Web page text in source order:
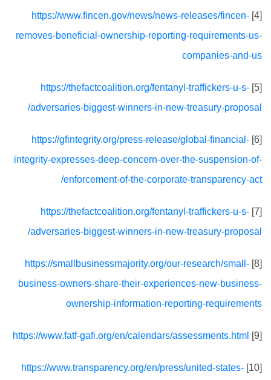
https://www.fincen.gov/news/news-releases/fincen-
removes-beneficial-ownership-reporting-requirements-us-
companies-and-us
https://thefactcoalition.org/fentanyl-traffickers-u-s-
adversaries-biggest-winners-in-new-treasury-proposal/
https://gfintegrity.org/press-release/global-financial-
integrity-expresses-deep-concern-over-the-suspension-of-
enforcement-of-the-corporate-transparency-act/
https://thefactcoalition.org/fentanyl-traffickers-u-s-
adversaries-biggest-winners-in-new-treasury-proposal/
https://smallbusinessmajority.org/our-research/small-
business-owners-share-their-experiences-new-business-
ownership-information-reporting-requirements
https://www.fatf-gafi.org/en/calendars/assessments.html
https://www.transparency.org/en/press/united-states-